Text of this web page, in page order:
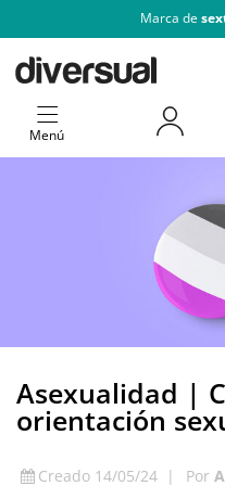
Marca de
Menú
Asexualidad |
orientación
Creado 14/05/24 | Por